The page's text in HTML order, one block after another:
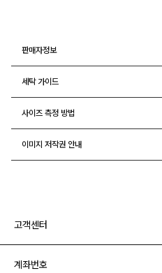
판매자정보
세탁 가이드
사이즈 측정 방법
이미지 저작권 안내
고객센터
계좌번호